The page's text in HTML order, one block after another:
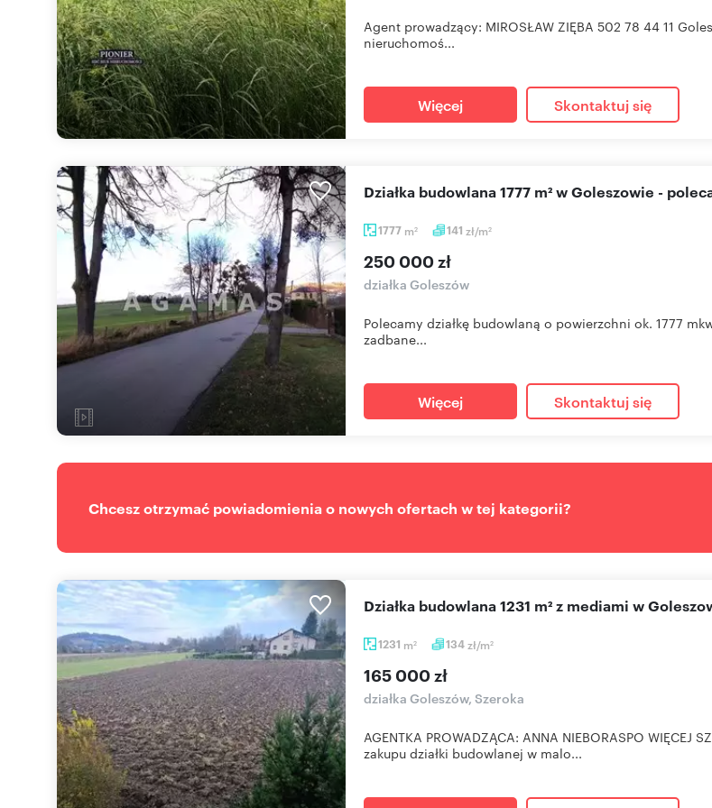
Agent prowadzący: MIROSŁAW ZIĘBA 502 78 44 11
nieruchomoś...
Więcej Skontaktuj się
1777 m2 141 zł/m2
Działka budowlana 1777 m² w Goleszowie -
250 000 zł
działka Goleszów
Polecamy działkę budowlaną o powierzchni ok. 1777
zadbane...
Więcej Skontaktuj się
Chcesz otrzymać powiadomienia o nowych ofertach w tej kategorii?
1231 m2 134zł/m2
Działka budowlana 1231 m² z mediami w
165 000 zł
działka Goleszów, Szeroka
AGENTKA PROWADZĄCA: ANNA NIEBORASPO WIĘCEJ
zakupu działki budowlanej w malo...